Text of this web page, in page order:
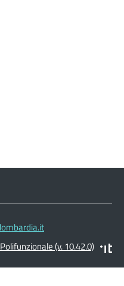
(v. 10.42.0)